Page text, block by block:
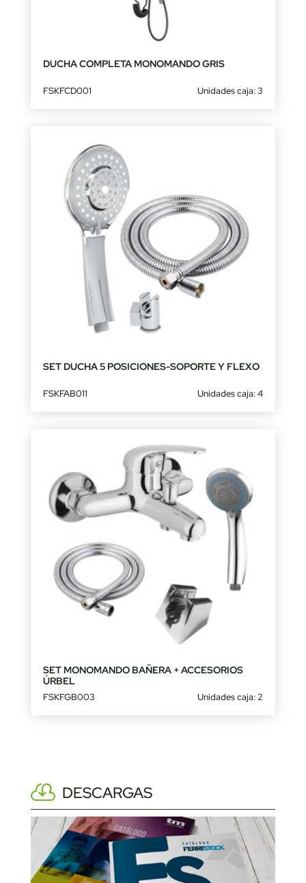
DUCHA COMPLETA MONOMANDO GRIS
FSKFCD001 Unidades caja: 3
SET DUCHA 5 POSICIONES-SOPORTE Y FLEXO
FSKFAB011 Unidades caja: 4
SET MONOMANDO BAÑERA + ACCESORIOS
ÚRBEL
FSKFGB003 Unidades caja: 2
DESCARGAS